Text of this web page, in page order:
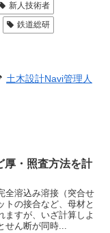
新人技術者
鉄道総研
土木設計Navi管理人
厚・照査方法を計
全溶込み溶接（突合せ
トの接合など、母材と
ますが、いざ計算しよ
せん断が同時...